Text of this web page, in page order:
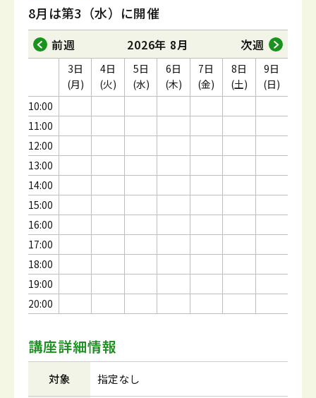
8月は第3（水）に開催
前週 2026年 8月 次週
10:00
11:00
12:00
13:00
14:00
15:00
16:00
17:00
18:00
19:00
20:00
3日
(月)
4日
(火)
5日
(水)
6日
(木)
7日
(金)
8日
(土)
9日
(日)
講座詳細情報
対象 指定なし